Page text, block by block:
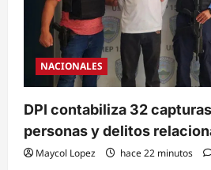
NACIONALES
DPI contabiliza 32
personas y delitos
Maycol Lopez hace 22 minutos